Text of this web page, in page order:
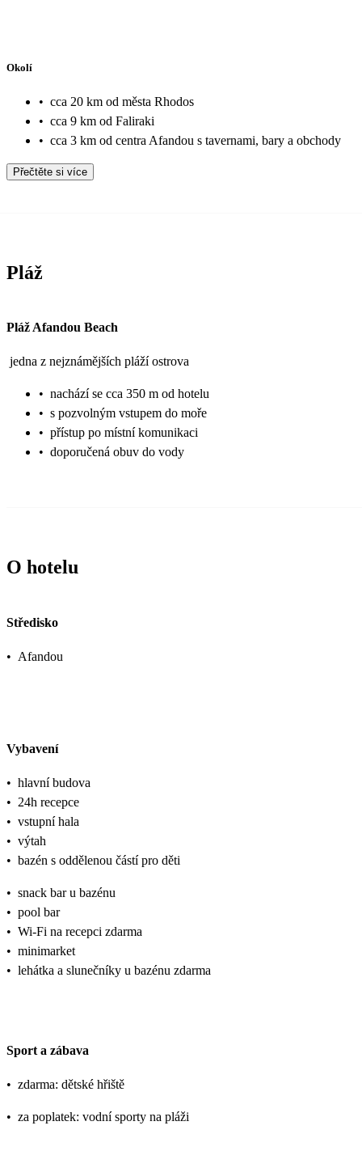
Okolí
• cca 20 km od města Rhodos
• cca 9 km od Faliraki
• cca 3 km od centra Afandou s tavernami, bary a obchody
Přečtěte si více
Pláž
Pláž Afandou Beach
jedna z nejznámějších pláží ostrova
• nachází se cca 350 m od hotelu
• s pozvolným vstupem do moře
• přístup po místní komunikaci
• doporučená obuv do vody
O hotelu
Středisko
• Afandou
Vybavení
• hlavní budova
• 24h recepce
• vstupní hala
• výtah
• bazén s oddělenou částí pro děti
• snack bar u bazénu
• pool bar
• Wi-Fi na recepci zdarma
• minimarket
• lehátka a slunečníky u bazénu zdarma
Sport a zábava
• zdarma: dětské hřiště
• za poplatek: vodní sporty na pláži